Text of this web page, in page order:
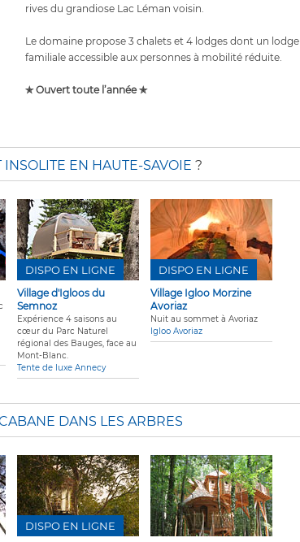
rives du grandiose Lac Léman voisin.
Le domaine propose 3 chalets et 4 lodges dont un lodge
familiale accessible aux personnes à mobilité réduite.
✯ Ouvert toute l’année ✯
INSOLITE EN HAUTE-SAVOIE ?
Village d'Igloos du
Semnoz
Expérience 4 saisons au
cœur du Parc Naturel
régional des Bauges, face au
Mont-Blanc.
Tente de luxe Annecy
DISPO EN LIGNE
Village Igloo Morzine
Avoriaz
Nuit au sommet à Avoriaz
Igloo Avoriaz
DISPO EN LIGNE
DANS LES ARBRES
DISPO EN LIGNE